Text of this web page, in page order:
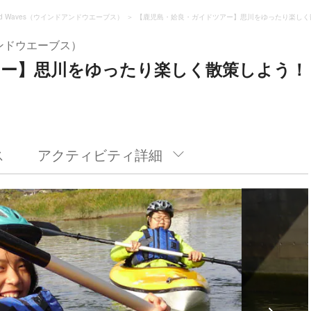
Waves（ウインドアンドウエーブス） 【鹿児島・姶良・ガイドツアー】思川をゆったり楽し
ウエーブス）
】思川をゆったり楽しく散策しよう！
アクティビティ詳細